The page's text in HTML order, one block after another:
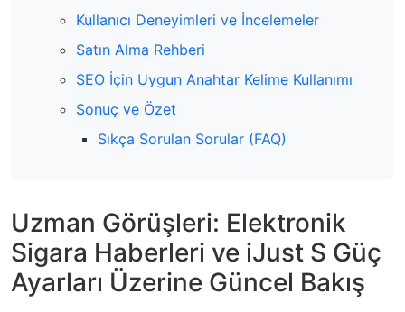
Kullanıcı Deneyimleri ve İncelemeler
Satın Alma Rehberi
SEO İçin Uygun Anahtar Kelime Kullanımı
Sonuç ve Özet
Sıkça Sorulan Sorular (FAQ)
Uzman Görüşleri: Elektronik
Sigara Haberleri ve iJust S Güç
Ayarları Üzerine Güncel Bakış